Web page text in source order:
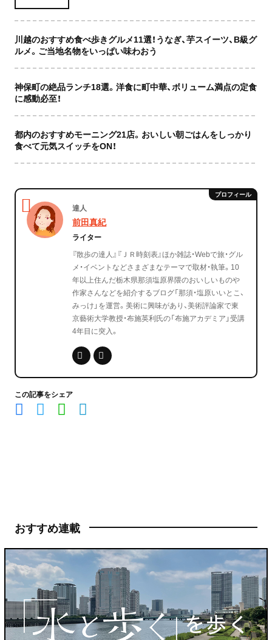
川越のおすすめ食べ歩きグルメ11選！うなぎ、芋スイーツ、B級グ
ルメ。ご当地名物をいっぱい味わおう
神保町の絶品ランチ18選。洋食に町中華、ボリューム満点の定食
に感動必至！
都内のおすすめモーニング21店。おいしい朝ごはんをしっかり
食べて元気スイッチをON！
達人
前田真紀
ライター
『散歩の達人』『ＪＲ時刻表』ほか雑誌・Webで旅・グル
メ・イベントなどさまざまなテーマで取材・執筆。10
年以上住んだ栃木県那須塩原界隈のおいしいものや
作家さんなどを紹介するブログ「那須・塩原いいとこ、
みっけ」を運営。美術に興味があり、美術評論家で東
京藝術大学教授・布施英利氏の「布施アカデミア」受講
4年目に突入。
この記事をシェア
おすすめ連載